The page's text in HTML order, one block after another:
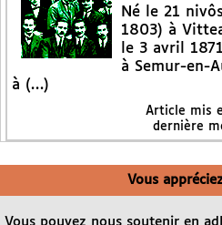
Né le 21
1803) à
le 3 avril
à Semur-en-
à (…)
Article mis
dernière
Vous
Vous pouvez nous soutenir en